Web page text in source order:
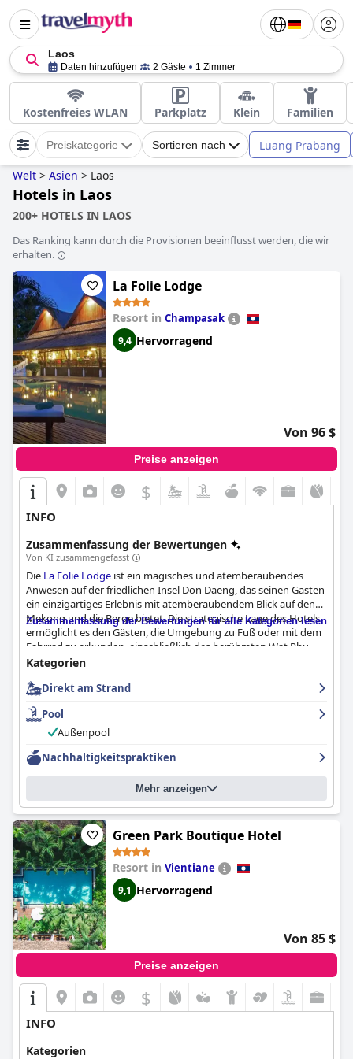
Laos
Daten hinzufügen 2 Gäste 1 Zimmer
Kostenfreies WLAN Parkplatz Klein Familien
Preiskategorie Sortieren nach Luang Prabang
Welt > Asien > Laos
Hotels in Laos
200+ HOTELS IN LAOS
Das Ranking kann durch die Provisionen beeinflusst werden, die wir
erhalten.
La Folie Lodge
Resort in Champasak
9,4 Hervorragend
Von 96 $
Preise anzeigen
$
INFO
Zusammenfassung der Bewertungen
Von KI zusammengefasst
Die La Folie Lodge ist ein magisches und atemberaubendes
Anwesen auf der friedlichen Insel Don Daeng, das seinen Gästen
ein einzigartiges Erlebnis mit atemberaubendem Blick auf den
Mekong und die Berge bietet. Die strategische Lage des Hotels
ermöglicht es den Gästen, die Umgebung zu Fuß oder mit dem
Fahrrad zu erkunden, einschließlich des berühmten Wat Phu-
Tempels. Das Restaurant serviert köstliche Speisen mit einer
schönen Auswahl an Weinen, und der französische Einfluss des
Küchenchefs führt zu einer leicht überarbeiteten lokalen Küche.
Die Zimmer sind riesig, gut eingerichtet und geschmackvoll
dekoriert und bieten außergewöhnlichen Komfort für einen
entspannten Aufenthalt. Das Personal ist außergewöhnlich und
beschrieben, die sich mehr als nur Mühe geben, um den Gästen
den bestmöglichen Aufenthalt zu ermöglichen. Trotz einiger
kleinerer Beschwerden über Lärm und harte Betten ist die
Folie Lodgeein Muss für alle, die ein kulinarisches Erlebnis in
einer atemberaubenden Umgebung und einem charmanten
Ambiente suchen.
Zusammenfassung der Bewertungen für alle Kategorien lesen
Kategorien
Direkt am Strand
Pool
Außenpool
Nachhaltigkeitspraktiken
Mehr anzeigen
Green Park Boutique Hotel
Resort in Vientiane
9,1 Hervorragend
Von 85 $
Preise anzeigen
$
INFO
Kategorien